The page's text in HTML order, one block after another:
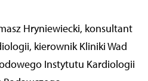
Hryniewiecki, konsultant
kierownik Kliniki Wad
Instytutu Kardiologii